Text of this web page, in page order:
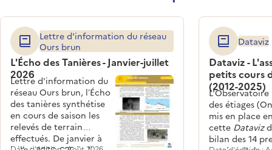
L'Écho des Tanières - Janvier-juillet
2026
Lettre d'information du réseau
Ours brun
Lettre d'information du
réseau Ours brun, l’Écho
des tanières synthétise
en cours de saison les
relevés de terrain
effectués. De janvier à
Dataviz -
petits cours
(2012-2025)
Dataviz
des étiages
mis en place
cette Dataviz
bilan des 14